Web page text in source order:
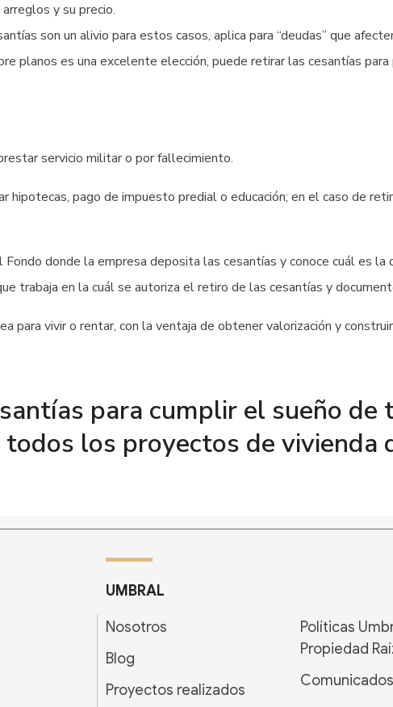
y su precio.
son un alivio para estos casos, aplica para “deudas” que
planos es una excelente elección, puede retirar las cesantías
servicio militar o por fallecimiento.
hipotecas, pago de impuesto predial o educación; en el caso de
donde la empresa deposita las cesantías y conoce cuál es
trabaja en la cuál se autoriza el retiro de las cesantías y
para vivir o rentar, con la ventaja de obtener valorización y
para cumplir el sueño de
los proyectos de vivienda
UMBRAL
Nosotros
Blog
Proyectos realizados
Políticas
Propiedad
Comunicados